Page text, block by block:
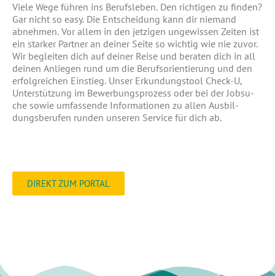
Vie­le Wege füh­ren ins Berufs­le­ben. Den rich­ti­gen zu fin­den?
Gar nicht so easy. Die Ent­schei­dung kann dir nie­mand
abneh­men. Vor allem in den jet­zi­gen unge­wis­sen Zei­ten ist
ein star­ker Part­ner an dei­ner Sei­te so wich­tig wie nie zuvor.
Wir beglei­ten dich auf dei­ner Rei­se und bera­ten dich in all
dei­nen Anlie­gen rund um die Berufs­ori­en­tie­rung und den
erfolg­rei­chen Ein­stieg. Unser Erkun­dungs­tool Check‑U,
Unter­stüt­zung im Bewer­bungs­pro­zess oder bei der Job­su­
che sowie umfas­sen­de Infor­ma­tio­nen zu allen Aus­bil­
dungs­be­ru­fen run­den unse­ren Ser­vice für dich ab.
DIREKT ZUM PORTAL